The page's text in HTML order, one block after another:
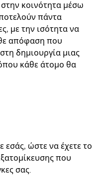
κοινότητα μέσω
πάντα
με την ισότητα να
απόφαση που
δημιουργία μιας
κάθε άτομο θα
εσάς, ώστε να έχετε το
που
σας.